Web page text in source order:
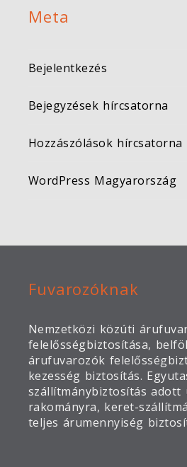
Meta
Bejelentkezés
Bejegyzések hírcsatorna
Hozzászólások hírcsatorna
WordPress Magyarország
Fuvarozóknak
Nemzetközi közúti
felelősségbiztosítása,
árufuvarozók
kezesség biztosítás.
szállítmánybiztosítás adott
rakományra, keret-
teljes árumennyiség